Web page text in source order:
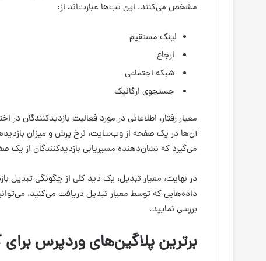
مشخص می‌کنند. این تب‌ها عبارت‌اند از:
لینک مستقیم
ارجاع
شبکه اجتماعی
جستجوی ارگانیک
معیار رفتار، اطلاعاتی در مورد فعالیت بازدیدکنندگان
آن‌ها در یک صفحه از وب‌سایت، نرخ پرش و میزان
می‌گیرد که نشان‌دهنده مسیریابی بازدیدکنندگان از
در نهایت، معیار تبدیل، یک دید کلی از چگونگی تبدیل
داده‌هایی که توسط معیار تبدیل دریافت می‌کنید،
بررسی نمایید.
برترین پلاگین‌های وردپرس